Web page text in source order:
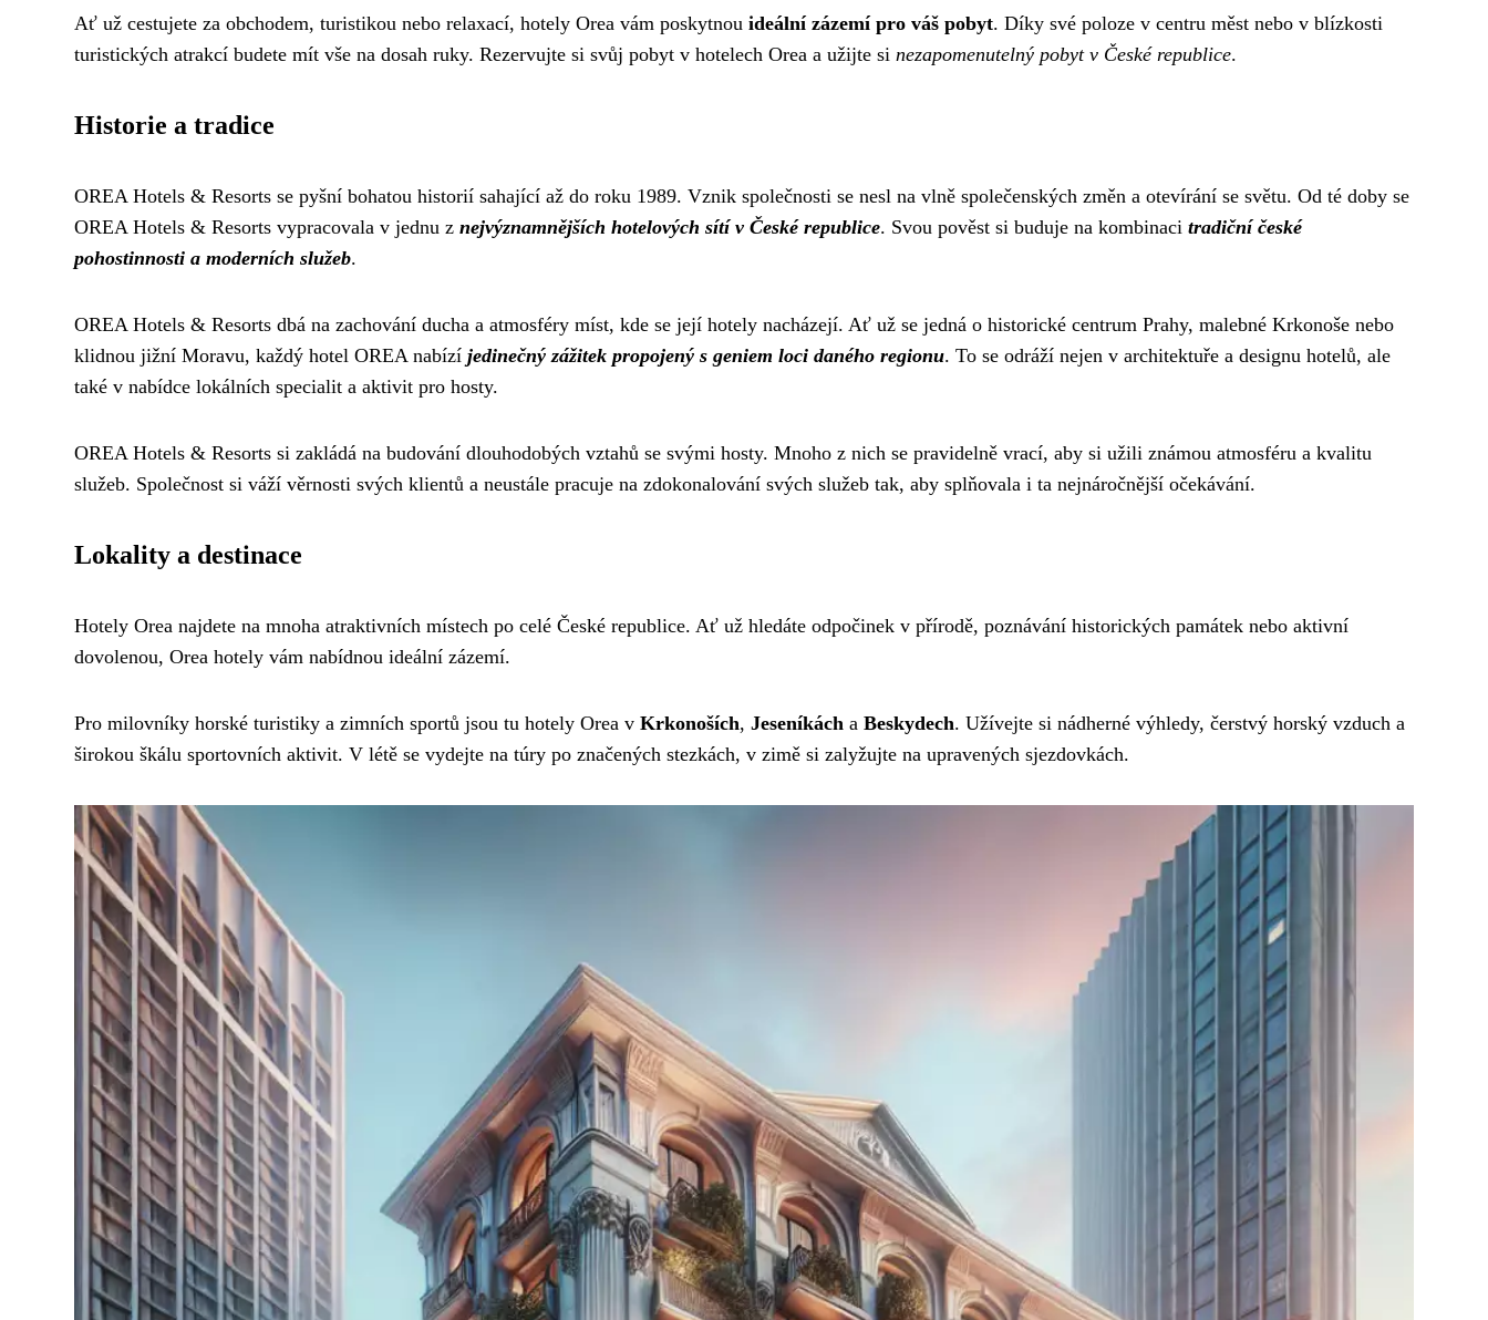
Ať už cestujete za obchodem, turistikou nebo relaxací, hotely Orea vám poskytnou ideální zázemí pro váš pobyt. Díky své poloze v centru měst nebo v blízkosti
turistických atrakcí budete mít vše na dosah ruky. Rezervujte si svůj pobyt v hotelech Orea a užijte si nezapomenutelný pobyt v České republice.
Historie a tradice
OREA Hotels & Resorts se pyšní bohatou historií sahající až do roku 1989. Vznik společnosti se nesl na vlně společenských změn a otevírání se světu. Od té doby se
OREA Hotels & Resorts vypracovala v jednu z nejvýznamnějších hotelových sítí v České republice. Svou pověst si buduje na kombinaci tradiční české
pohostinnosti a moderních služeb.
OREA Hotels & Resorts dbá na zachování ducha a atmosféry míst, kde se její hotely nacházejí. Ať už se jedná o historické centrum Prahy, malebné Krkonoše nebo
klidnou jižní Moravu, každý hotel OREA nabízí jedinečný zážitek propojený s geniem loci daného regionu. To se odráží nejen v architektuře a designu hotelů, ale
také v nabídce lokálních specialit a aktivit pro hosty.
OREA Hotels & Resorts si zakládá na budování dlouhodobých vztahů se svými hosty. Mnoho z nich se pravidelně vrací, aby si užili známou atmosféru a kvalitu
služeb. Společnost si váží věrnosti svých klientů a neustále pracuje na zdokonalování svých služeb tak, aby splňovala i ta nejnáročnější očekávání.
Lokality a destinace
Hotely Orea najdete na mnoha atraktivních místech po celé České republice. Ať už hledáte odpočinek v přírodě, poznávání historických památek nebo aktivní
dovolenou, Orea hotely vám nabídnou ideální zázemí.
Pro milovníky horské turistiky a zimních sportů jsou tu hotely Orea v Krkonoších, Jeseníkách a Beskydech. Užívejte si nádherné výhledy, čerstvý horský vzduch a
širokou škálu sportovních aktivit. V létě se vydejte na túry po značených stezkách, v zimě si zalyžujte na upravených sjezdovkách.